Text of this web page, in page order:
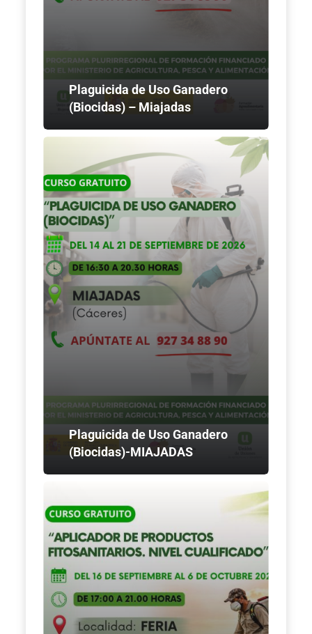
Plaguicida de Uso Ganadero
(Biocidas) – Miajadas
Plaguicida de Uso Ganadero
(Biocidas)-MIAJADAS